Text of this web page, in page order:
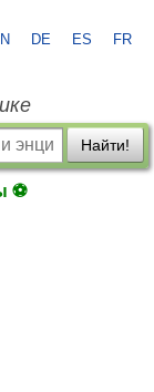
DE ES FR
Найти!
⚽